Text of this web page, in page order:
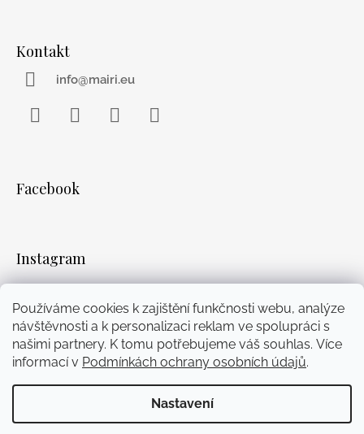
Používáme cookies k zajištění funkčnosti webu, analýze
návštěvnosti a k personalizaci reklam ve spolupráci s
našimi partnery. K tomu potřebujeme váš souhlas. Více
informací v Podmínkách ochrany osobních údajů.
Nastavení
Kontakt
info@mairi.eu
Facebook
Instagram
Přijímáme online platby